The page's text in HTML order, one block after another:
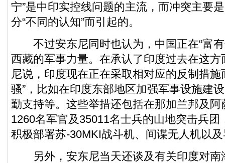
宁”是中印实控线问题的主流，而冲突主要
分“不同的认知”而引起的。
不过安东尼同时也认为，中国正在“富有
西藏的军事力量。在承认了印度过去在这
尼说，印度现在正在采取相对应的反制措施
骚”，比如在印度东部地区加强军事设施建
勤支持等。这些举措还包括在那加兰邦及
1260名军官及35011名士兵的山地突击兵团
积极部署苏-30MKI战斗机、间谍无人机以
另外，安东尼当天还谈及有关印度对南